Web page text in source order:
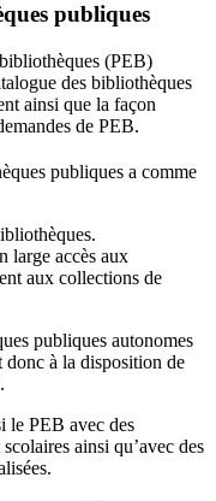
publiques
(PEB)
des bibliothèques
ainsi que la façon
de PEB.
publiques a comme
large accès aux
aux collections de
publiques autonomes
donc à la disposition de
le PEB avec des
ainsi qu’avec des